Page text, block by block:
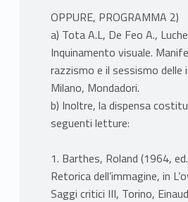
OPPURE, PROGRAMMA 2)
a) Tota A.L, De Feo A.,
Inquinamento visuale.
razzismo e il sessismo delle
Milano, Mondadori.
b) Inoltre, la dispensa
seguenti letture:
1. Barthes, Roland (1964,
Retorica dell’immagine, in
Saggi critici III, Torino,